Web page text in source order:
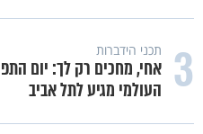
3 תכני הידברות
אחי, מחכים רק לך: יום
העולמי מגיע לתל אביב